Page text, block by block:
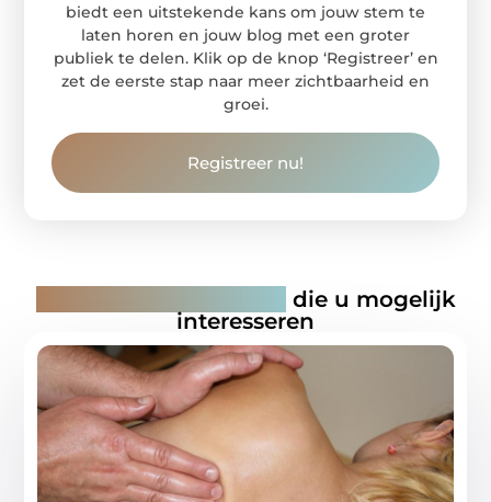
biedt een uitstekende kans om jouw stem te
laten horen en jouw blog met een groter
publiek te delen. Klik op de knop ‘Registreer’ en
zet de eerste stap naar meer zichtbaarheid en
groei.
Registreer nu!
die u mogelijk
interesseren